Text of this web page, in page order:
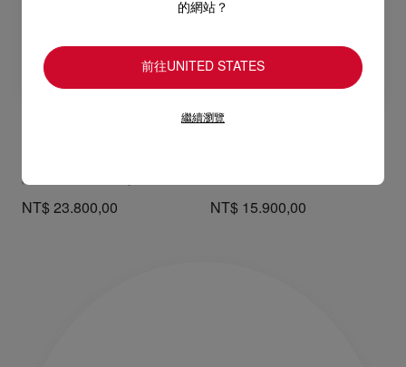
眼鏡 - 醋酸纖維 - Shiny black
NT$ 23.800,00 NT$ 15.900,00
的網站？
前往UNITED STATES
繼續瀏覽